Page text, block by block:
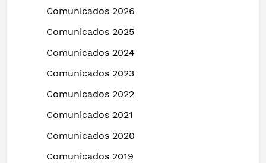
Comunicados 2026
Comunicados 2025
Comunicados 2024
Comunicados 2023
Comunicados 2022
Comunicados 2021
Comunicados 2020
Comunicados 2019